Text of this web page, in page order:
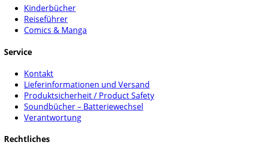
Kinderbücher
Reiseführer
Comics & Manga
Service
Kontakt
Lieferinformationen und Versand
Produktsicherheit / Product Safety
Soundbücher – Batteriewechsel
Verantwortung
Rechtliches